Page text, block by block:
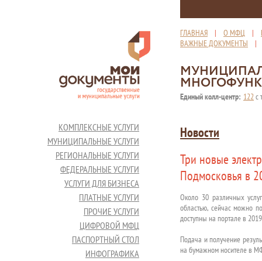
ГЛАВНАЯ | О МФЦ |
ВАЖНЫЕ ДОКУМЕНТЫ
Единый колл-центр: 122с
КОМПЛЕКСНЫЕ УСЛУГИ
МУНИЦИПАЛЬНЫЕ УСЛУГИ
РЕГИОНАЛЬНЫЕ УСЛУГИ
ФЕДЕРАЛЬНЫЕ УСЛУГИ
УСЛУГИ ДЛЯ БИЗНЕСА
ПЛАТНЫЕ УСЛУГИ
ПРОЧИЕ УСЛУГИ
ЦИФРОВОЙ МФЦ
ПАСПОРТНЫЙ СТОЛ
ИНФОГРАФИКА
Новости
Три новые
Подмосковья в
Около 30 различных
областью, сейчас можно
доступны на портале в
Подача и получение
на бумажном носителе в